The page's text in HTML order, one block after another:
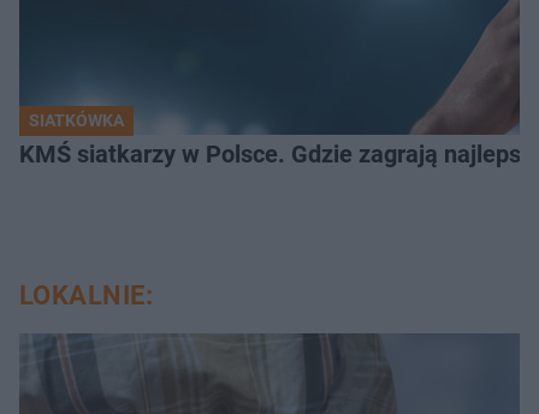
SIATKÓWKA
KMŚ siatkarzy w Polsce. Gdzie zagrają
LOKALNIE: